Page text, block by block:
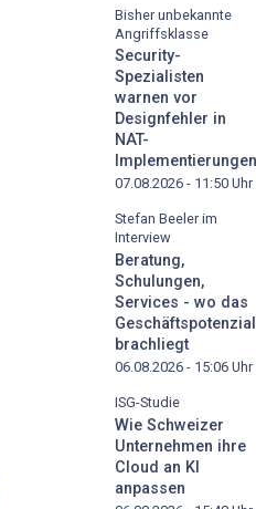
Bisher unbekannte
Angriffsklasse
Security-
Spezialisten
warnen vor
Designfehler in
NAT-
Implementierungen
07.08.2026 - 11:50 Uhr
Stefan Beeler im
Interview
Beratung,
Schulungen,
Services - wo das
Geschäftspotenzial
brachliegt
06.08.2026 - 15:06 Uhr
ISG-Studie
Wie Schweizer
Unternehmen ihre
Cloud an KI
anpassen